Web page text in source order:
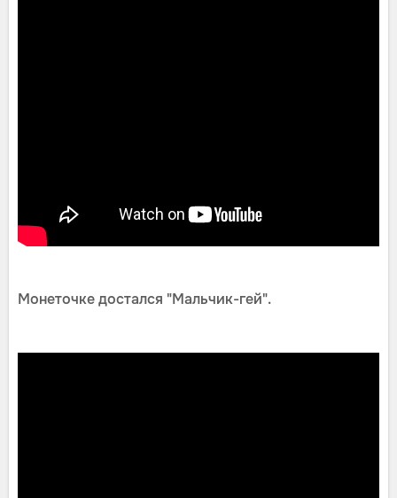
Монеточке достался "Мальчик-гей".